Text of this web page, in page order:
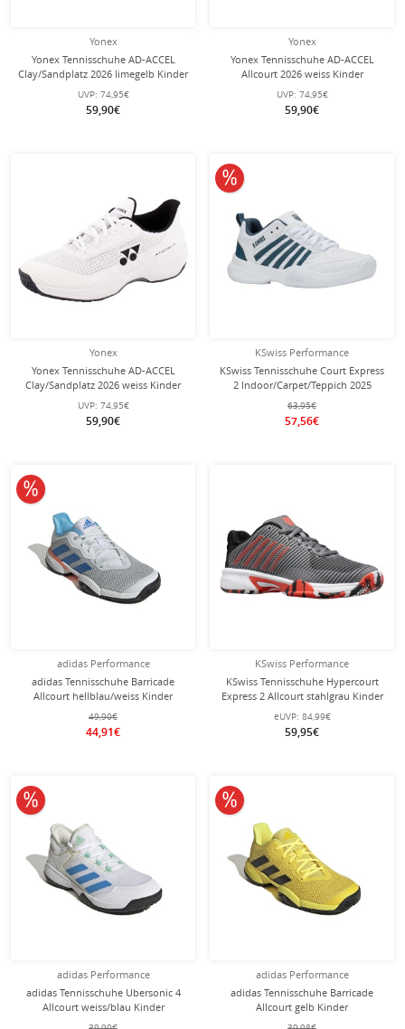
Yonex
Yonex Tennisschuhe AD-ACCEL
Clay/Sandplatz 2026 limegelb Kinder
UVP: 74,95€
59,90€
Yonex
Yonex Tennisschuhe AD-ACCEL
Allcourt 2026 weiss Kinder
UVP: 74,95€
59,90€
Yonex
Yonex Tennisschuhe AD-ACCEL
Clay/Sandplatz 2026 weiss Kinder
UVP: 74,95€
59,90€
KSwiss Performance
KSwiss Tennisschuhe Court Express
2 Indoor/Carpet/Teppich 2025
weiss/stargazer Kinder
63,95€
57,56€
10% reduziert
adidas Performance
adidas Tennisschuhe Barricade
Allcourt hellblau/weiss Kinder
49,90€
44,91€
10% reduziert
KSwiss Performance
KSwiss Tennisschuhe Hypercourt
Express 2 Allcourt stahlgrau Kinder
eUVP: 84,99€
59,95€
adidas Performance
adidas Tennisschuhe Ubersonic 4
Allcourt weiss/blau Kinder
10% reduziert
adidas Performance
adidas Tennisschuhe Barricade
Allcourt gelb Kinder
10% reduziert